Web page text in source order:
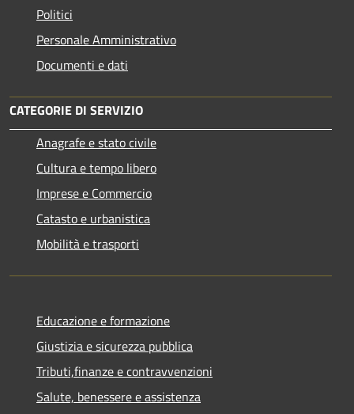
Politici
Personale Amministrativo
Documenti e dati
CATEGORIE DI SERVIZIO
Anagrafe e stato civile
Cultura e tempo libero
Imprese e Commercio
Catasto e urbanistica
Mobilità e trasporti
Educazione e formazione
Giustizia e sicurezza pubblica
Tributi,finanze e contravvenzioni
Salute, benessere e assistenza